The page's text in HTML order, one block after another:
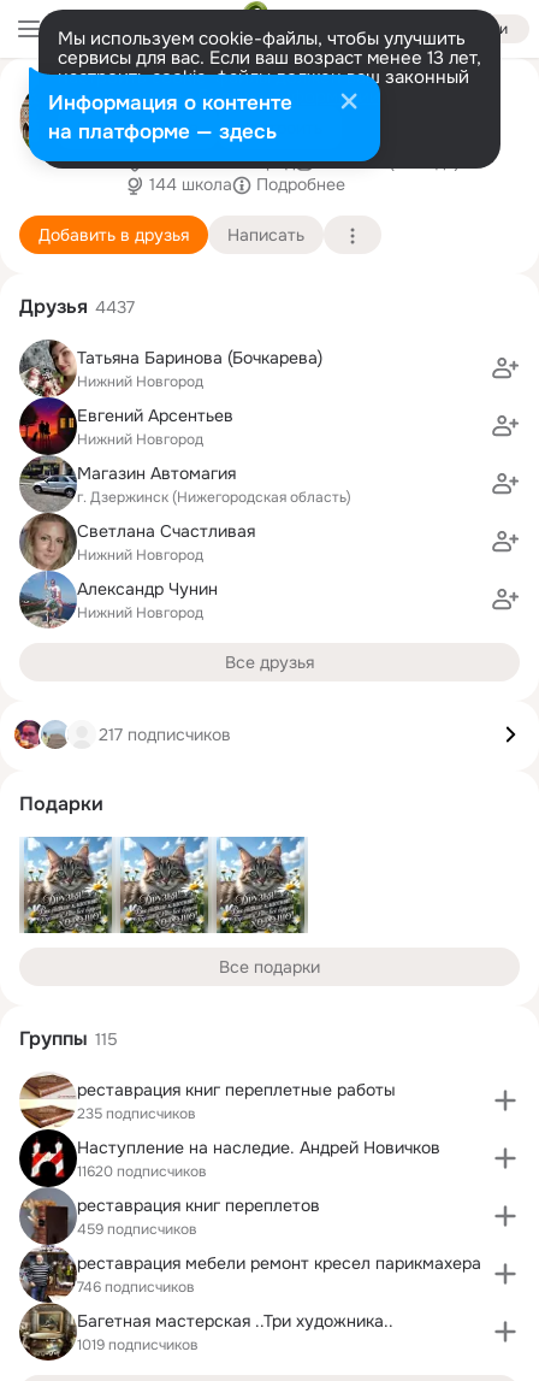
Войти
Мы используем cookie-файлы, чтобы улучшить
сервисы для вас. Если ваш возраст менее 13 лет,
настроить cookie-файлы должен ваш законный
представитель. Больше информации
Разрешить все Настроить
сергей чуфарин реставратор
https://www.instagram.com/sergeichufarin/
Нижний Новгород
23 июля (63 года)
144 школа
Подробнее
Добавить в друзья Написать
Друзья 4437
Татьяна Баринова (Бочкарева)
Нижний Новгород
Евгений Арсентьев
Нижний Новгород
Магазин Автомагия
г. Дзержинск (Нижегородская область)
Светлана Счастливая
Нижний Новгород
Александр Чунин
Нижний Новгород
Все друзья
217 подписчиков
Подарки
Все подарки
Группы 115
реставрация книг переплетные работы
235 подписчиков
Наступление на наследие. Андрей Новичков
11620 подписчиков
реставрация книг переплетов
459 подписчиков
реставрация мебели ремонт кресел парикмахера
746 подписчиков
Багетная мастерская ..Три художника..
1019 подписчиков
Информация о контенте
на платформе — здесь